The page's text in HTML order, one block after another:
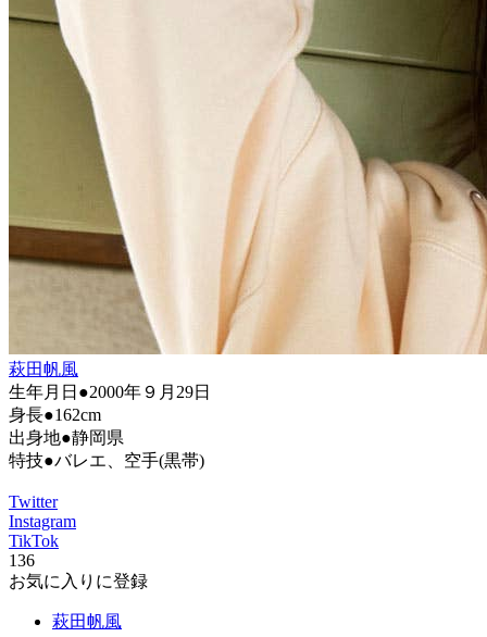
萩田帆風
生年月日●2000年９月29日
身長●162cm
出身地●静岡県
特技●バレエ、空手(黒帯)
Twitter
Instagram
TikTok
136
お気に入りに登録
萩田帆風